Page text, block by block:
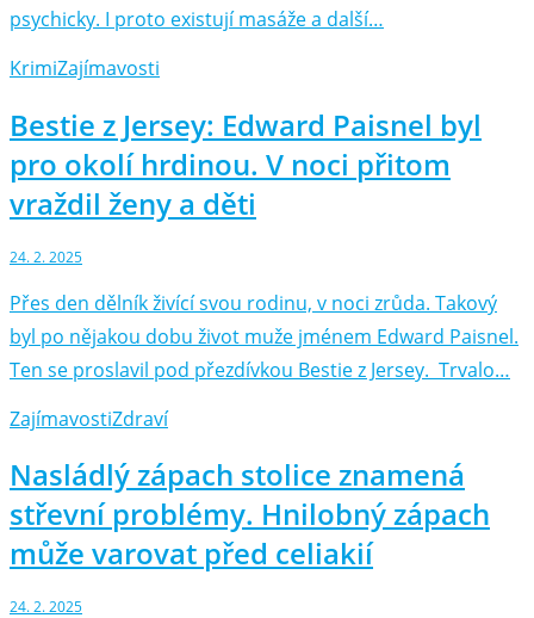
psychicky. I proto existují masáže a další…
KrimiZajímavosti
Bestie z Jersey: Edward Paisnel byl
pro okolí hrdinou. V noci přitom
vraždil ženy a děti
24. 2. 2025
Přes den dělník živící svou rodinu, v noci zrůda. Takový
byl po nějakou dobu život muže jménem Edward Paisnel.
Ten se proslavil pod přezdívkou Bestie z Jersey. Trvalo…
ZajímavostiZdraví
Nasládlý zápach stolice znamená
střevní problémy. Hnilobný zápach
může varovat před celiakií
24. 2. 2025